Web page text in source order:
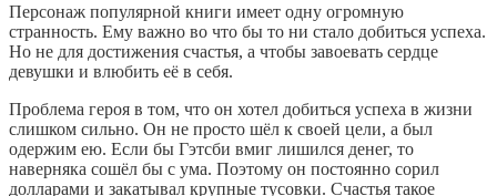
Персонаж популярной книги имеет одну огромную
странность. Ему важно во что бы то ни стало добиться успеха.
Но не для достижения счастья, а чтобы завоевать сердце
девушки и влюбить её в себя.
Проблема героя в том, что он хотел добиться успеха в жизни
слишком сильно. Он не просто шёл к своей цели, а был
одержим ею. Если бы Гэтсби вмиг лишился денег, то
наверняка сошёл бы с ума. Поэтому он постоянно сорил
долларами и закатывал крупные тусовки. Счастья такое